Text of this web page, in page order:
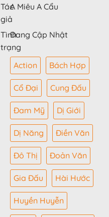
Tác
giả
A Miêu A Cẩu
Tình
trạng
Đang Cập Nhật
Action Bách Hợp
Cổ Đại Cung Đấu
Đam Mỹ Dị Giới
Dị Năng Điền Văn
Đô Thị Đoản Văn
Gia Đấu Hài Hước
Huyền Huyễn